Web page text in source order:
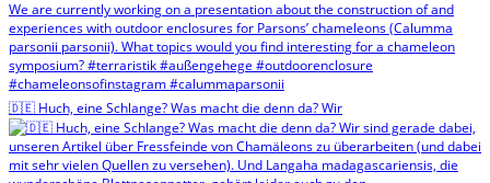
🇩🇪 Huch, eine Schlange? Was macht die denn da? Wir